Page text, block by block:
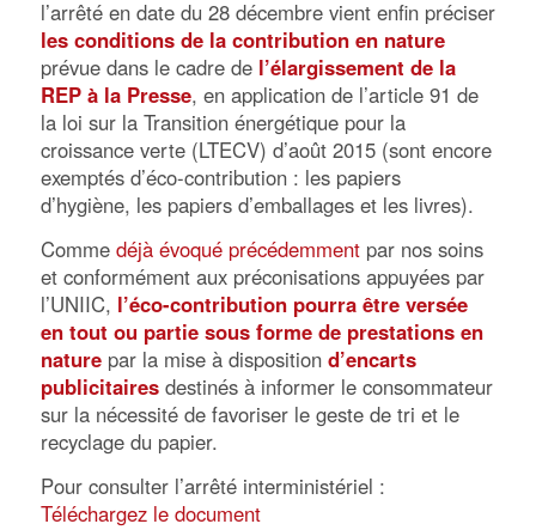
l’arrêté en date du 28 décembre vient enfin préciser
les conditions de la contribution en nature
prévue dans le cadre de l’élargissement de la
REP à la Presse, en application de l’article 91 de
la loi sur la Transition énergétique pour la
croissance verte (LTECV) d’août 2015 (sont encore
exemptés d’éco-contribution : les papiers
d’hygiène, les papiers d’emballages et les livres).
Comme déjà évoqué précédemmentpar nos soins
et conformément aux préconisations appuyées par
l’UNIIC, l’éco-contribution pourra être versée
en tout ou partie sous forme de prestations en
naturepar la mise à disposition d’encarts
publicitairesdestinés à informer le consommateur
sur la nécessité de favoriser le geste de tri et le
recyclage du papier.
Pour consulter l’arrêté interministériel :
Téléchargez le document